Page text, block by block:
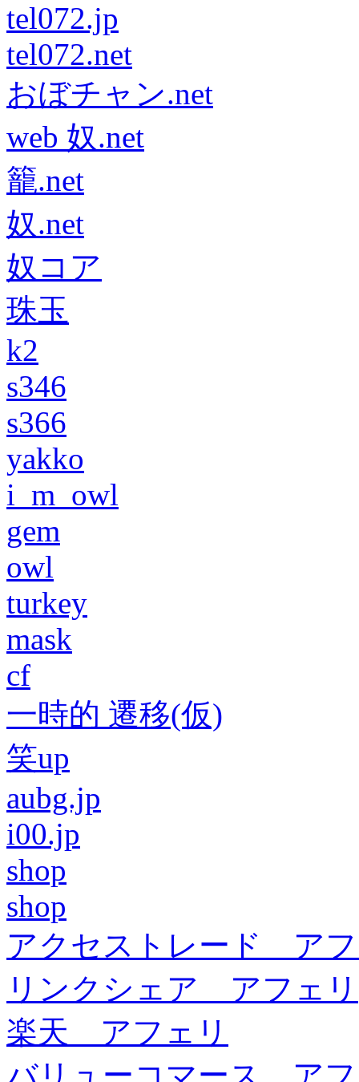
tel072.jp
tel072.net
おぼチャン.net
web 奴.net
籠.net
奴.net
奴コア
珠玉
k2
s346
s366
yakko
i_m_owl
gem
owl
turkey
mask
cf
一時的 遷移(仮)
笑up
aubg.jp
i00.jp
shop
shop
アクセストレード ア
リンクシェア アフェリ
楽天 アフェリ